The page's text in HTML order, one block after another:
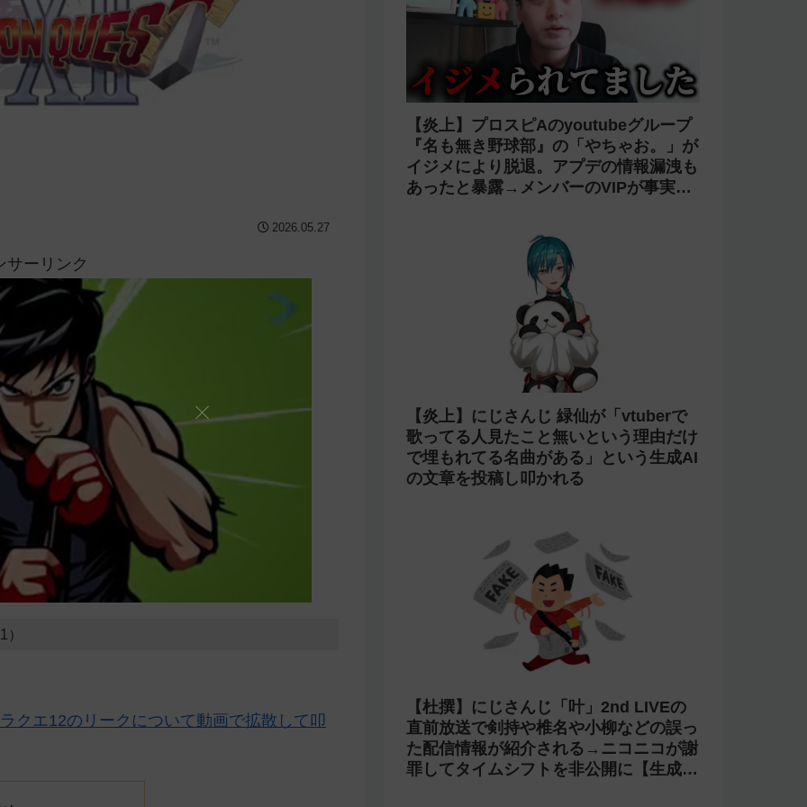
2026.05.27
サーリンク
クエ12のリークについて動画で拡散して叩
【炎上】プロスピAのyoutubeグループ
『名も無き野球部』の「やちゃお。」が
イジメにより脱退。アプデの情報漏洩も
あったと暴露→メンバーのVIPが事実無
【炎上】にじさんじ 緑仙が「vtuberで
歌ってる人見たこと無いという理由だけ
で埋もれてる名曲がある」という生成AI
の文章を投稿し叩かれる
【杜撰】にじさんじ「叶」2nd LIVEの
直前放送で剣持や椎名や小柳などの誤っ
た配信情報が紹介される→ニコニコが謝
罪してタイムシフトを非公開に【生成